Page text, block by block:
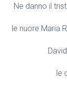
Ne danno il
le nuore Maria
le